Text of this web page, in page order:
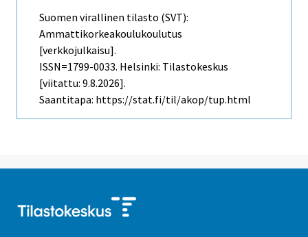
Suomen virallinen tilasto (SVT):
Ammattikorkeakoulukoulutus
[verkkojulkaisu].
ISSN=1799-0033. Helsinki: Tilastokeskus
[viitattu: 9.8.2026].
Saantitapa: https://stat.fi/til/akop/tup.html